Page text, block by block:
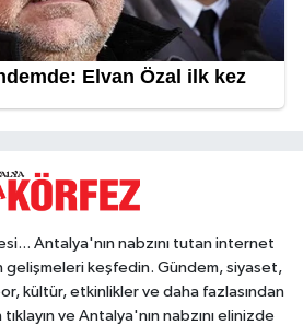
Antalya'nın nabzını tutan internet
keşfedin. Gündem, siyaset,
kültür, etkinlikler ve daha fazlasından
ve Antalya'nın nabzını elinizde